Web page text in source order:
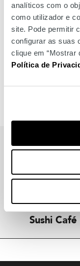
analíticos com o
como utilizador e
site. Pode permitir
configurar as suas
clique em “Mostrar
Política de
MARCAS
Sushi Café